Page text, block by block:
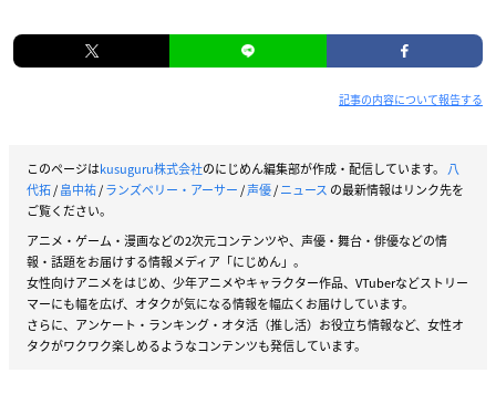
記事の内容について報告する
このページはkusuguru株式会社のにじめん編集部が作成・配信しています。 八
代拓/畠中祐/ランズベリー・アーサー/声優/ニュース の最新情報はリンク先を
ご覧ください。
アニメ・ゲーム・漫画などの2次元コンテンツや、声優・舞台・俳優などの情
報・話題をお届けする情報メディア「にじめん」。
女性向けアニメをはじめ、少年アニメやキャラクター作品、VTuberなどストリー
マーにも幅を広げ、オタクが気になる情報を幅広くお届けしています。
さらに、アンケート・ランキング・オタ活（推し活）お役立ち情報など、女性オ
タクがワクワク楽しめるようなコンテンツも発信しています。